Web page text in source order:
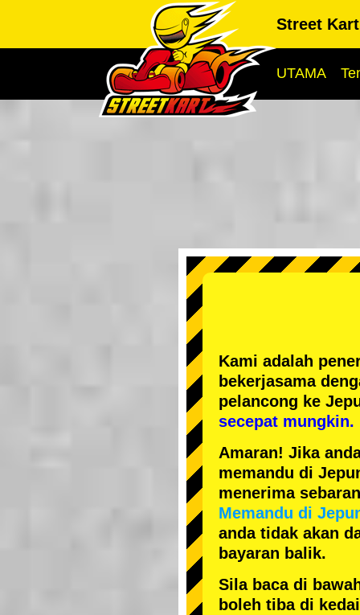
Street
UTAMA
Kami adalah
bekerjasama
pelancong ke
secepat mungkin.
Amaran! Jika
memandu di
menerima
Memandu di
anda tidak akan
bayaran balik.
Sila baca di
boleh tiba di